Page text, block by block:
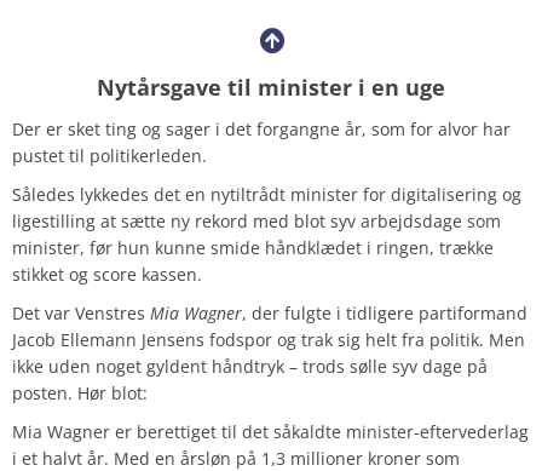
Nytårsgave til minister i en uge
Der er sket ting og sager i det forgangne år, som for alvor har
pustet til politikerleden.
Således lykkedes det en nytiltrådt minister for digitalisering og
ligestilling at sætte ny rekord med blot syv arbejdsdage som
minister, før hun kunne smide håndklædet i ringen, trække
stikket og score kassen.
Det var Venstres Mia Wagner, der fulgte i tidligere partiformand
Jacob Ellemann Jensens fodspor og trak sig helt fra politik. Men
ikke uden noget gyldent håndtryk – trods sølle syv dage på
posten. Hør blot:
Mia Wagner er berettiget til det såkaldte minister-eftervederlag
i et halvt år. Med en årsløn på 1,3 millioner kroner som